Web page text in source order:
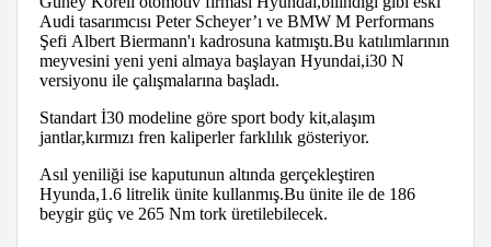
Audi tasarımcısı Peter Scheyer’ı ve BMW M Performans
Şefi Albert Biermann'ı kadrosuna katmıştı.Bu katılımlarının
meyvesini yeni yeni almaya başlayan Hyundai,i30 N
versiyonu ile çalışmalarına başladı.
Standart İ30 modeline göre sport body kit,alaşım
jantlar,kırmızı fren kaliperler farklılık gösteriyor.
Asıl yeniliği ise kaputunun altında gerçekleştiren
Hyunda,1.6 litrelik ünite kullanmış.Bu ünite ile de 186
beygir güç ve 265 Nm tork üretilebilecek.